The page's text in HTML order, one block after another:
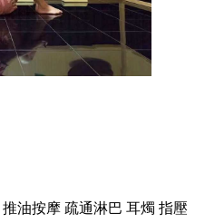
推油按摩疏通淋巴 耳燭 指壓